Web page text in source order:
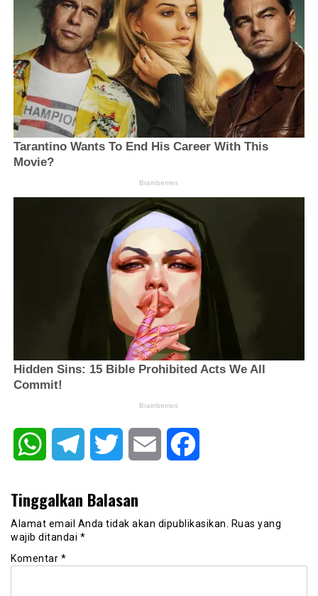
WhatsAppTelegram Twitter Email
Tinggalkan Balasan
Alamat email Anda tidak akan dipublikasikan.
Ruas yang
wajib ditandai *
Komentar *